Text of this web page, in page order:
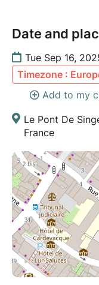
Date and
Tue Sep 16,
Timezone :
Add to my
Le Pont De
France